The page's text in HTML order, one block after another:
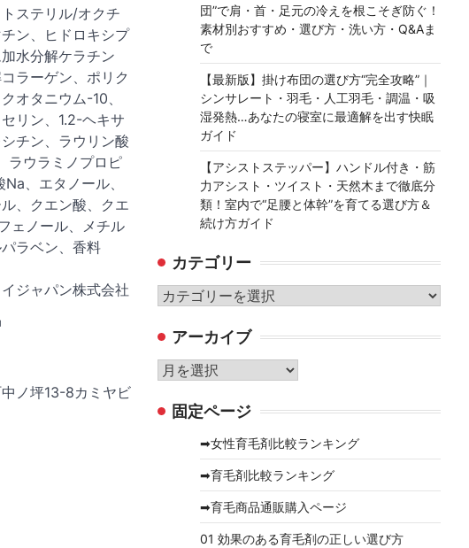
ステリル/オクチ
ン、ヒドロキシプ
水分解ケラチン
ラーゲン、ポリク
オタニウム-10、
リン、1.2-ヘキサ
チン、ラウリン酸
ラウラミノプロピ
、エタノール、
、クエン酸、クエ
ェノール、メチル
ラベン、香料
ジャパン株式会社
ノ坪13-8カミヤビ
団”で肩・首・足元の冷えを根こそぎ防ぐ！
素材別おすすめ・選び方・洗い方・Q&Aま
で
【最新版】掛け布団の選び方“完全攻略”｜
シンサレート・羽毛・人工羽毛・調温・吸
湿発熱…あなたの寝室に最適解を出す快眠
ガイド
【アシストステッパー】ハンドル付き・筋
力アシスト・ツイスト・天然木まで徹底分
類！室内で“足腰と体幹”を育てる選び方＆
続け方ガイド
カテゴリー
カ
ゴ
リ
ー
アーカイブ
ア
カ 固定ページ
➡女性育毛剤比較ランキング
➡育毛剤比較ランキング
➡育毛商品通販購入ページ
01 効果のある育毛剤の正しい選び方